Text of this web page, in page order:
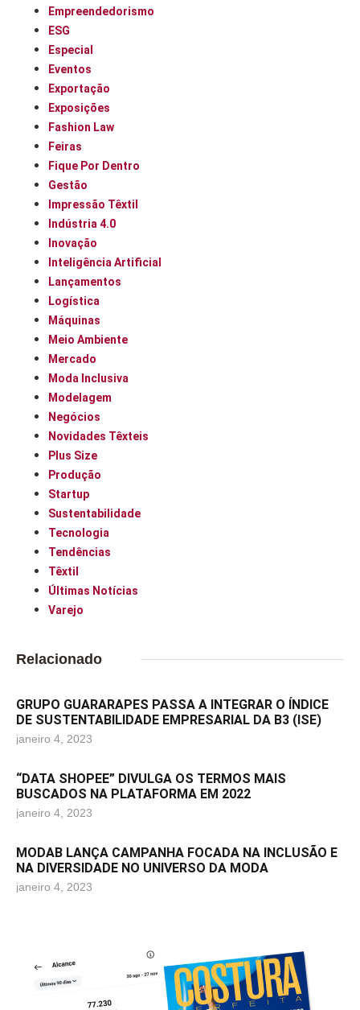
Empreendedorismo
ESG
Especial
Eventos
Exportação
Exposições
Fashion Law
Feiras
Fique Por Dentro
Gestão
Impressão Têxtil
Indústria 4.0
Inovação
Inteligência Artificial
Lançamentos
Logística
Máquinas
Meio Ambiente
Mercado
Moda Inclusiva
Modelagem
Negócios
Novidades Têxteis
Plus Size
Produção
Startup
Sustentabilidade
Tecnologia
Tendências
Têxtil
Últimas Notícias
Varejo
Relacionado
GRUPO GUARARAPES PASSA A INTEGRAR O ÍNDICE
DE SUSTENTABILIDADE EMPRESARIAL DA B3 (ISE)
janeiro 4, 2023
“DATA SHOPEE” DIVULGA OS TERMOS MAIS
BUSCADOS NA PLATAFORMA EM 2022
janeiro 4, 2023
MODAB LANÇA CAMPANHA FOCADA NA INCLUSÃO E
NA DIVERSIDADE NO UNIVERSO DA MODA
janeiro 4, 2023